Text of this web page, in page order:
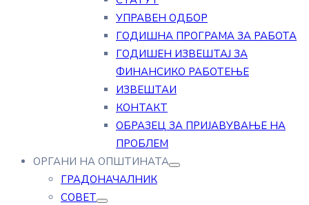
УПРАВЕН ОДБОР
ГОДИШНА ПРОГРАМА ЗА РАБОТА
ГОДИШЕН ИЗВЕШТАЈ ЗА
ФИНАНСИКО РАБОТЕЊЕ
ИЗВЕШТАИ
КОНТАКТ
ОБРАЗЕЦ ЗА ПРИЈАВУВАЊЕ НА
ПРОБЛЕМ
ОРГАНИ НА ОПШТИНАТА
ГРАДОНАЧАЛНИК
СОВЕТ